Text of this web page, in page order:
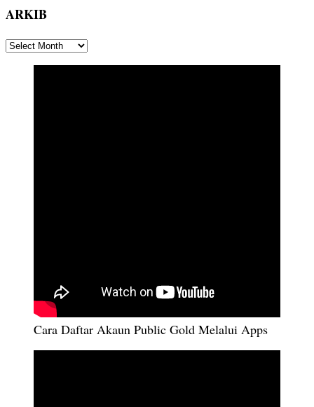
ARKIB
ARKIB
Cara Daftar Akaun Public Gold Melalui Apps